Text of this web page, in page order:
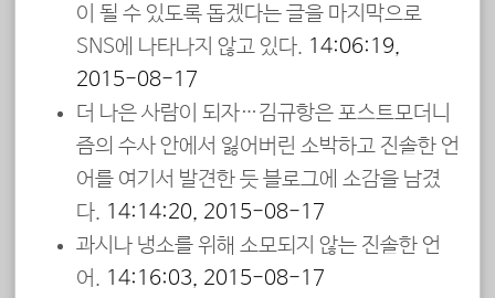
이 될 수 있도록 돕겠다는 글을 마지막으로
SNS에 나타나지 않고 있다. 14:06:19,
2015-08-17
더 나은 사람이 되자…김규항은 포스트모더니
즘의 수사 안에서 잃어버린 소박하고 진솔한 언
어를 여기서 발견한 듯 블로그에 소감을 남겼
다. 14:14:20, 2015-08-17
과시나 냉소를 위해 소모되지 않는 진솔한 언
어. 14:16:03, 2015-08-17